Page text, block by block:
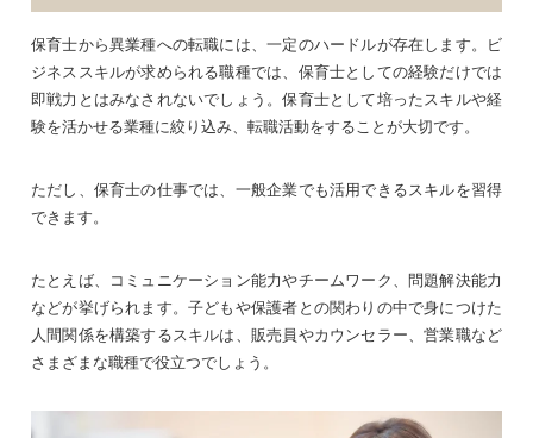
保育士から異業種への転職には、一定のハードルが存在します。ビ
ジネススキルが求められる職種では、保育士としての経験だけでは
即戦力とはみなされないでしょう。保育士として培ったスキルや経
験を活かせる業種に絞り込み、転職活動をすることが大切です。
ただし、保育士の仕事では、一般企業でも活用できるスキルを習得
できます。
たとえば、コミュニケーション能力やチームワーク、問題解決能力
などが挙げられます。子どもや保護者との関わりの中で身につけた
人間関係を構築するスキルは、販売員やカウンセラー、営業職など
さまざまな職種で役立つでしょう。